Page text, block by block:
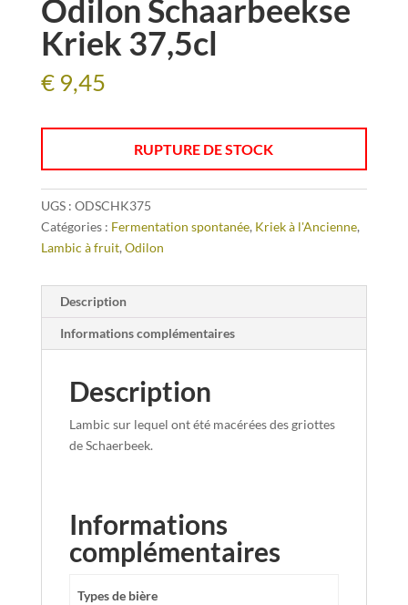
Odilon Schaarbeekse
Kriek 37,5cl
€9,45
RUPTURE DE STOCK
UGS : ODSCHK375
Catégories : Fermentation spontanée, Kriek à l'Ancienne,
Lambic à fruit, Odilon
Description
Informations complémentaires
Description
Lambic sur lequel ont été macérées des griottes
de Schaerbeek.
Informations
complémentaires
Types de bière